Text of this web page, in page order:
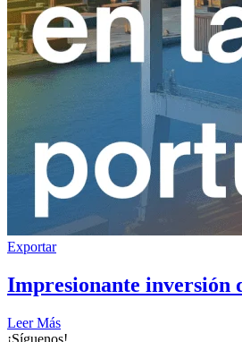
Exportar
Impresionante inversión
Leer Más
¡Síguenos!